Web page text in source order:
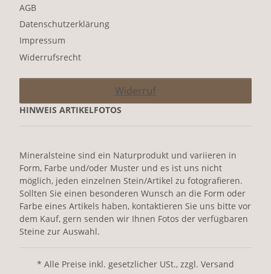
AGB
Datenschutzerklärung
Impressum
Widerrufsrecht
Widerruf
HINWEIS ARTIKELFOTOS
Mineralsteine sind ein Naturprodukt und variieren in
Form, Farbe und/oder Muster und es ist uns nicht
möglich, jeden einzelnen Stein/Artikel zu fotografieren.
Sollten Sie einen besonderen Wunsch an die Form oder
Farbe eines Artikels haben, kontaktieren Sie uns bitte vor
dem Kauf, gern senden wir Ihnen Fotos der verfügbaren
Steine zur Auswahl.
* Alle Preise inkl. gesetzlicher USt., zzgl. Versand